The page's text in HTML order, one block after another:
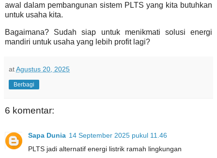
awal dalam pembangunan sistem PLTS yang kita butuhkan
untuk usaha kita.
Bagaimana? Sudah siap untuk menikmati solusi energi
mandiri untuk usaha yang lebih profit lagi?
atAgustus 20, 2025
Berbagi
6 komentar:
Sapa Dunia 14 September 2025 pukul 11.46
PLTS jadi alternatif energi listrik ramah lingkungan